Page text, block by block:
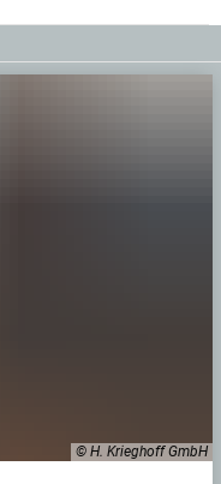
© H. Krieghoff GmbH